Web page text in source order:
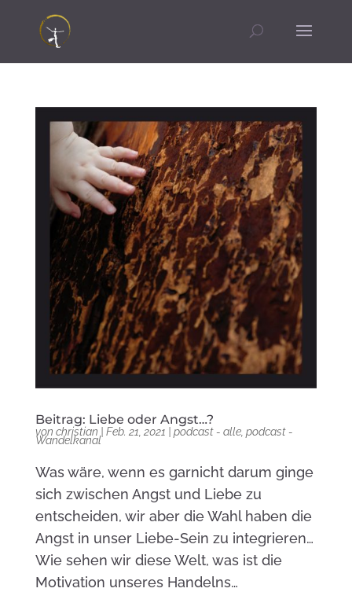
Beitrag: Liebe oder Angst…?
von christian Feb. 21, 2021 podcast - alle, podcast -
Wandelkanal
Was wäre, wenn es garnicht darum ginge
sich zwischen Angst und Liebe zu
entscheiden, wir aber die Wahl haben die
Angst in unser Liebe-Sein zu integrieren…
Wie sehen wir diese Welt, was ist die
Motivation unseres Handelns…